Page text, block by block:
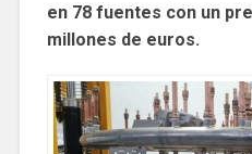
en 78 fuentes con un
millones de euros.